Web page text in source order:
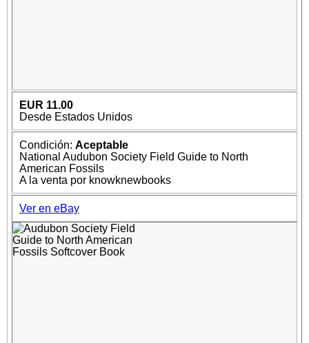
EUR 11.00
Desde Estados Unidos
Condición: Aceptable
National Audubon Society Field Guide to North
American Fossils
A la venta por knowknewbooks
Ver en eBay